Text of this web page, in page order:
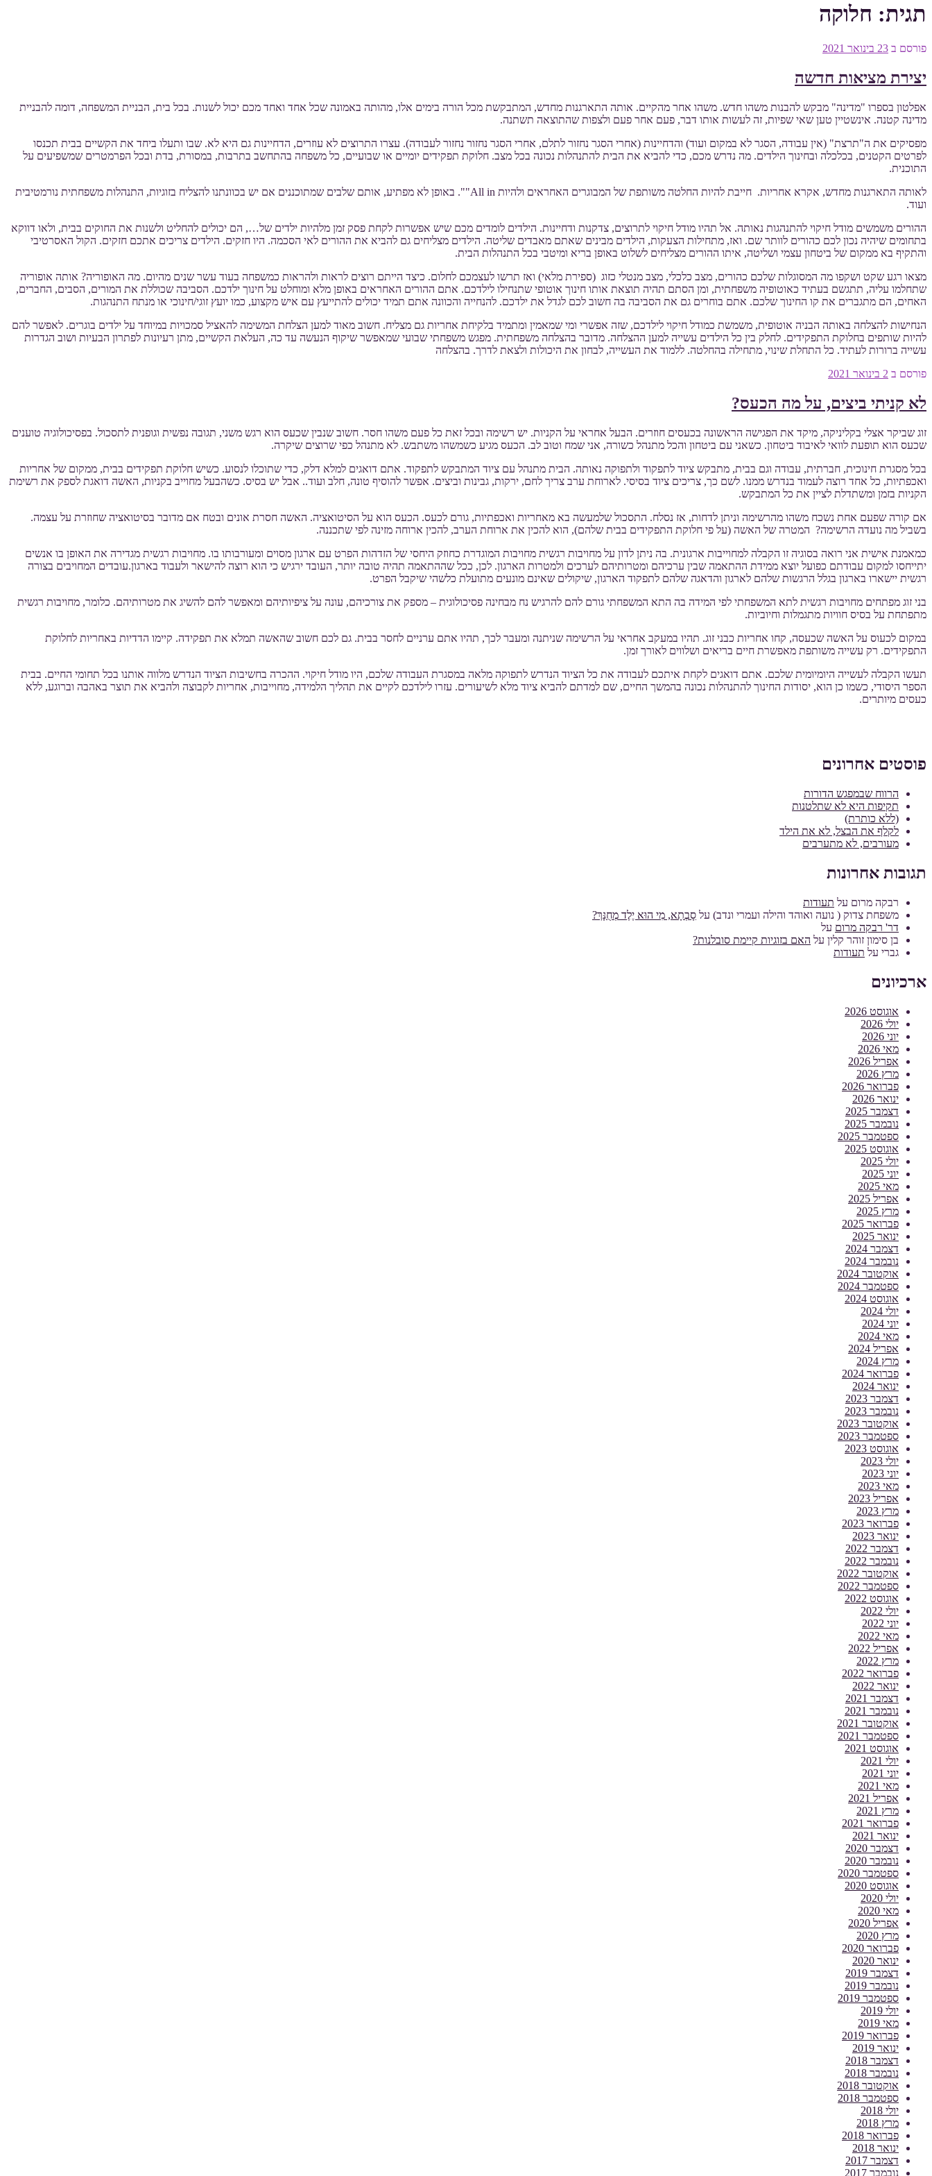
תגית: חלוקה
פורסם ב 23 בינואר 2021
יצירת מציאות חדשה
אפלטון בספרו "מדינה" מבקש להבנות משהו חדש. משהו אחר מהקיים. אותה התארגנות מחדש, המתבקשת מכל הורה בימים אלו, מהותה באמונה שכל אחד ואחד מכם יכול לשנות. בכל בית, הבניית המשפחה, דומה להבניית
מדינה קטנה. אינשטיין טען שאי שפיות, זה לעשות אותו דבר, פעם אחר פעם ולצפות שהתוצאה תשתנה.
מפסיקים את ה"תרצת" (אין עבודה, הסגר לא במקום ועוד) והדחיינות (אחרי הסגר נחזור לתלם, אחרי הסגר נחזור נחזור לעבודה). עצרו התרוצים לא עוזרים, הדחיינות גם היא לא. שבו ותעלו ביחד את הקשיים בבית תכנסו
לפרטים הקטנים, בכלכלה ובחינוך הילדים. מה נדרש מכם, כדי להביא את הבית להתנהלות נכונה בכל מצב. חלוקת תפקידים יומיים או שבועיים, כל משפחה בהתחשב בתרבות, במסורת, בדת ובכל הפרמטרים שמשפיעים על
התוכנית.
לאותה התארגנות מחדש, אקרא אחריות. חייבת להיות החלטה משותפת של המבוגרים האחראים ולהיות All in"". באופן לא מפתיע, אותם שלבים שמתוכננים אם יש בכוונתנו להצליח בזוגיות, התנהלות משפחתית נורמטיבית
ועוד.
ההורים משמשים מודל חיקוי להתנהגות נאותה. אל תהיו מודל חיקוי לתרוצים, צדקנות ודחיינות. הילדים לומדים מכם שיש אפשרות לקחת פסק זמן מלהיות ילדים של…, הם יכולים להחליט ולשנות את החוקים בבית, ולאו דווקא
בתחומים שיהיה נכון לכם כהורים לוותר שם. ואז, מתחילות הצעקות, הילדים מבינים שאתם מאבדים שליטה. הילדים מצליחים גם להביא את ההורים לאי הסכמה. היו חזקים. הילדים צריכים אתכם חזקים. הקול האסרטיבי
והתקיף בא ממקום של ביטחון עצמי ושליטה, איתו ההורים מצליחים לשלוט באופן בריא ומיטבי בכל התנהלות הבית.
מצאו רגע שקט ושקפו מה המסוגלות שלכם כהורים, מצב כלכלי, מצב מנטלי כזוג (ספירת מלאי) ואז תרשו לעצמכם לחלום. כיצד הייתם רוצים לראות ולהראות כמשפחה בעוד עשר שנים מהיום. מה האופוריה? אותה אופוריה
שתחלמו עליה, תתגשם בעתיד כאוטופיה משפחתית, ומן הסתם תהיה תוצאת אותו חינוך אוטופי שתנחילו לילדכם. אתם ההורים האחראים באופן מלא ומוחלט על חינוך ילדכם. הסביבה שכוללת את המורים, הסבים, החברים,
האחים, הם מתגברים את קו החינוך שלכם. אתם בוחרים גם את הסביבה בה חשוב לכם לגדל את ילדכם. להנחייה והכוונה אתם תמיד יכולים להתייעץ עם איש מקצוע, כמו יועץ זוגי/חינוכי או מנתח התנהגות.
הנחישות להצלחה באותה הבניה אוטופית, משמשת כמודל חיקוי לילדכם, שזה אפשרי ומי שמאמין ומתמיד בלקיחת אחריות גם מצליח. חשוב מאוד למען הצלחת המשימה להאציל סמכויות במיוחד על ילדים בוגרים. לאפשר להם
להיות שותפים בחלוקת התפקידים. לחלק בין כל הילדים עשייה למען ההצלחה. מדובר בהצלחה משפחתית. מפגש משפחתי שבועי שמאפשר שיקוף הנעשה עד כה, העלאת הקשיים, מתן רעיונות לפתרון הבעיות ושוב הגדרות
עשייה ברורות לעתיד. כל התחלת שינוי, מתחילה בהחלטה. ללמוד את העשייה, לבחון את היכולות ולצאת לדרך. בהצלחה
פורסם ב 2 בינואר 2021
לא קניתי ביצים, על מה הכעס?
זוג שביקר אצלי בקליניקה, מיקד את הפגישה הראשונה בכעסים חוזרים. הבעל אחראי על הקניות. יש רשימה ובכל זאת כל פעם משהו חסר. חשוב שנבין שכעס הוא רגש משני, תגובה נפשית וגופנית לתסכול. בפסיכולוגיה טוענים
שכעס הוא תופעת לוואי לאיבוד ביטחון. כשאני עם ביטחון והכל מתנהל כשורה, אני שמח וטוב לב. הכעס מגיע כשמשהו משתבש. לא מתנהל כפי שרוצים שיקרה.
בכל מסגרת חינוכית, חברתית, עבודה וגם בבית, מתבקש ציוד לתפקוד ולתפוקה נאותה. הבית מתנהל עם ציוד המתבקש לתפקוד. אתם דואגים למלא דלק, כדי שתוכלו לנסוע. כשיש חלוקת תפקידים בבית, ממקום של אחריות
ואכפתיות, כל אחד רוצה לעמוד בנדרש ממנו. לשם כך, צריכים ציוד בסיסי. לארוחת ערב צריך לחם, ירקות, גבינות וביצים. אפשר להוסיף טונה, חלב ועוד.. אבל יש בסיס. כשהבעל מחוייב בקניות, האשה דואגת לספק את רשימת
הקניות בזמן ומשתדלת לציין את כל המתבקש.
אם קורה שפעם אחת נשכח משהו מהרשימה וניתן לדחות, אז נסלח. התסכול שלמעשה בא מאחריות ואכפתיות, גורם לכעס. הכעס הוא על הסיטואציה. האשה חסרת אונים ובטח אם מדובר בסיטואציה שחוזרת על עצמה.
בשביל מה נועדה הרשימה? המטרה של האשה (על פי חלוקת התפקידים בבית שלהם), הוא להכין את ארוחת הערב, להכין ארוחה מזינה לפי שתכננה.
כמאמנת אישית אני רואה בסוגיה זו הקבלה למחוייבות ארגונית. בה ניתן לדון על מחויבות רגשית מחויבות המוגדרת כחוזק היחסי של הזדהות הפרט עם ארגון מסוים ומעורבותו בו. מחויבות רגשית מגדירה את האופן בו אנשים
יתייחסו למקום עבודתם כפועל יוצא ממידת ההתאמה שבין ערכיהם ומטרותיהם לערכים ולמטרות הארגון. לכן, ככל שההתאמה תהיה טובה יותר, העובד ירגיש כי הוא רוצה להישאר ולעבוד בארגון.עובדים המחויבים בצורה
רגשית יישארו בארגון בגלל הרגשות שלהם לארגון והדאגה שלהם לתפקוד הארגון, שיקולים שאינם מונעים מתועלת כלשהי שיקבל הפרט.
בני זוג מפתחים מחויבות רגשית לתא המשפחתי לפי המידה בה התא המשפחתי גורם להם להרגיש נח מבחינה פסיכולוגית – מספק את צורכיהם, עונה על ציפיותיהם ומאפשר להם להשיג את מטרותיהם. כלומר, מחויבות רגשית
מתפתחת על בסיס חוויות מתגמלות וחיוביות.
במקום לכעוס על האשה שכעסה, קחו אחריות כבני זוג. תהיו במעקב אחראי על הרשימה שניתנה ומעבר לכך, תהיו אתם ערניים לחסר בבית. גם לכם חשוב שהאשה תמלא את תפקידה. קיימו הדדיות באחריות לחלוקת
התפקידים. רק עשייה משותפת מאפשרת חיים בריאים ושלווים לאורך זמן.
תעשו הקבלה לעשייה היומיומית שלכם. אתם דואגים לקחת איתכם לעבודה את כל הציוד הנדרש לתפוקה מלאה במסגרת העבודה שלכם, היו מודל חיקוי. ההכרה בחשיבות הציוד הנדרש מלווה אותנו בכל תחומי החיים. בבית
הספר היסודי, כשמו כן הוא, יסודות החינוך להתנהלות נכונה בהמשך החיים, שם למדתם להביא ציוד מלא לשיעורים. עזרו לילדכם לקיים את תהליך הלמידה, מחוייבות, אחריות לקבוצה ולהביא את תוצר באהבה וברוגע, ללא
כעסים מיותרים.
פוסטים אחרונים
הרווח שבמפגש הדורות
תקיפות היא לא שתלטנות
(ללא כותרת)
לקלף את הבצל, לא את הילד
מעורבים, לא מתערבים
תגובות אחרונות
רבקה מרום על תעודות
משפחת צדוק ( נועה ואוהד והילה ועמרי ונדב) על סָבְתָא, מִי הוּא יֶלֶד מְחֻנָּךְ?
דר' רבקה מרום על
בן סימון זוהר קלין על האם בזוגיות קיימת סובלנות?
גברי על תעודות
ארכיונים
אוגוסט 2026
יולי 2026
יוני 2026
מאי 2026
אפריל 2026
מרץ 2026
פברואר 2026
ינואר 2026
דצמבר 2025
נובמבר 2025
ספטמבר 2025
אוגוסט 2025
יולי 2025
יוני 2025
מאי 2025
אפריל 2025
מרץ 2025
פברואר 2025
ינואר 2025
דצמבר 2024
נובמבר 2024
אוקטובר 2024
ספטמבר 2024
אוגוסט 2024
יולי 2024
יוני 2024
מאי 2024
אפריל 2024
מרץ 2024
פברואר 2024
ינואר 2024
דצמבר 2023
נובמבר 2023
אוקטובר 2023
ספטמבר 2023
אוגוסט 2023
יולי 2023
יוני 2023
מאי 2023
אפריל 2023
מרץ 2023
פברואר 2023
ינואר 2023
דצמבר 2022
נובמבר 2022
אוקטובר 2022
ספטמבר 2022
אוגוסט 2022
יולי 2022
יוני 2022
מאי 2022
אפריל 2022
מרץ 2022
פברואר 2022
ינואר 2022
דצמבר 2021
נובמבר 2021
אוקטובר 2021
ספטמבר 2021
אוגוסט 2021
יולי 2021
יוני 2021
מאי 2021
אפריל 2021
מרץ 2021
פברואר 2021
ינואר 2021
דצמבר 2020
נובמבר 2020
ספטמבר 2020
אוגוסט 2020
יולי 2020
מאי 2020
אפריל 2020
מרץ 2020
פברואר 2020
ינואר 2020
דצמבר 2019
נובמבר 2019
ספטמבר 2019
יולי 2019
מאי 2019
פברואר 2019
ינואר 2019
דצמבר 2018
נובמבר 2018
אוקטובר 2018
ספטמבר 2018
יולי 2018
מרץ 2018
פברואר 2018
ינואר 2018
דצמבר 2017
נובמבר 2017